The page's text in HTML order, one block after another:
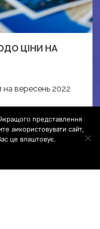
ЦІНИ НА
вересень 2022
представлення
аикористовувати сайт,
це влаштовує.